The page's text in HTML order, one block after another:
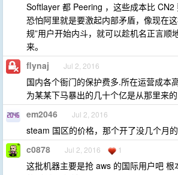
Softlayer 都 Peering ，这些成本比 CN2
恐怕阿里就是要激起内部矛盾，像现在
规”用户开始内斗，就可以趁机名正言顺
来。
flynaj Jul 2, 2016
国内各个衙门的保护费多.所在运营成本
为某某下马暴出的几十个亿是从那里来
em2046 Jul 2, 2016
steam 国区的价格，那个开了没几个月
c0878 Jul 2, 2016 1
这批机器主要是抢 aws 的国际用户吧